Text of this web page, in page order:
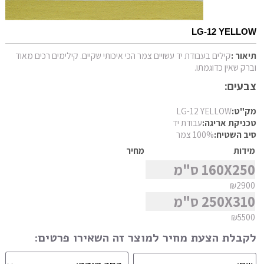
צורהפרסי מוד
פרסי נהין
פרסי סנה
פרסי סראפי
פרסי קום
פרסי קום משי
פרסי קוצ'אן
פרסי קשאן
פרסי שבטי ילמה
LG-12 YELLOW
תיאור :קילים בעבודת יד עשויים צמר הכי איכותי שקיים. קילימים רכים מאוד
וברק שאין כדוגמתו.
צבעים:
מק"ט:LG-12 YELLOW
טכניקת אריגה:עבודת יד
סיב השטיח:100% צמר
מידות
מחיר
160X250 ס"מ
₪2900
250X310 ס"מ
₪5500
לקבלת הצעת מחיר למוצר זה השאירו פרטים: